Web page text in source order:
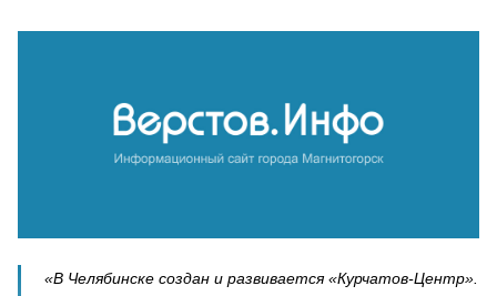
«В Челябинске создан и развивается «Курчатов-Центр».